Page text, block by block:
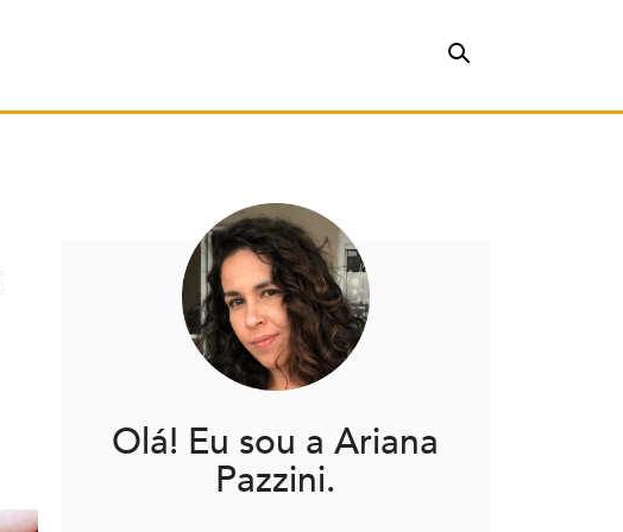
Olá! Eu sou a Ariana
Pazzini.